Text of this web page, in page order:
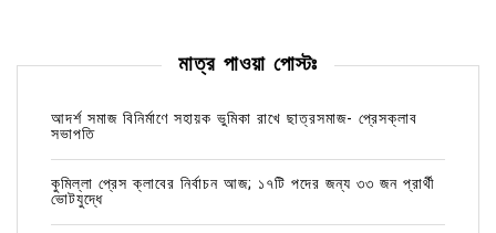
মাত্র পাওয়া পোস্টঃ
আদর্শ সমাজ বিনির্মাণে সহায়ক ভুমিকা রাখে ছাত্রসমাজ- প্রেসক্লাব
সভাপতি
কুমিল্লা প্রেস ক্লাবের নির্বাচন আজ; ১৭টি পদের জন্য ৩৩ জন প্রার্থী
ভোটযুদ্ধে